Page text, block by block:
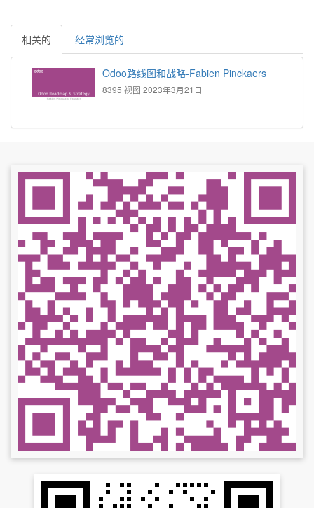
相关的 经常浏览的
Odoo路线图和战略-Fabien Pinckaers
8395 视图 2023年3月21日